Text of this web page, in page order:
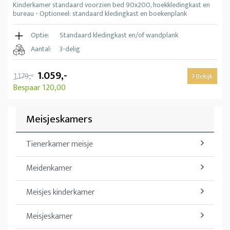
Kinderkamer standaard voorzien bed 90x200, hoekkledingkast en
bureau - Optioneel: standaard kledingkast en boekenplank
Optie:
Standaard kledingkast en/of wandplank
Aantal:
3-delig
1.179,- 1.059,-
Bespaar 120,00
Bekijk
Meisjeskamers
Tienerkamer meisje
Meidenkamer
Meisjes kinderkamer
Meisjeskamer